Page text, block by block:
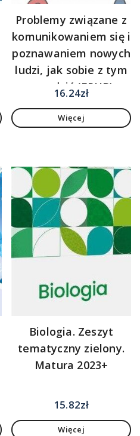
Problemy związane z
komunikowaniem się i
poznawaniem nowych
ludzi, jak sobie z tym
poradzić (EPUB)
16.24zł
Więcej
Biologia. Zeszyt
tematyczny zielony.
Matura 2023+
15.82zł
Więcej